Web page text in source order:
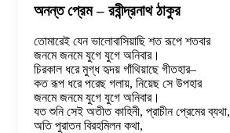
অনন্ত প্রেম – রবীন্দ্রনাথ ঠাকুর
তোমারেই যেন ভালোবাসিয়াছি শত রূপে শতবার
জনমে জনমে যুগে যুগে অনিবার।
চিরকাল ধরে মুগ্ধ হৃদয় গাঁথিয়াছে গীতহার–
কত রূপ ধরে পরেছ গলায়, নিয়েছ সে উপহার
জনমে জনমে যুগে যুগে অনিবার।
যত শুনি সেই অতীত কাহিনী, প্রাচীন প্রেমের ব্যথা,
অতি পুরাতন বিরহমিলন কথা,